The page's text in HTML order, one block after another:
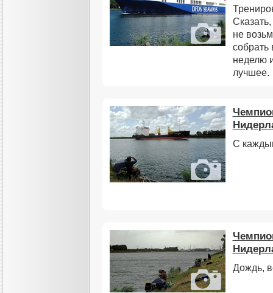
не
собрать
неделю
лучшее.
С
Дождь,